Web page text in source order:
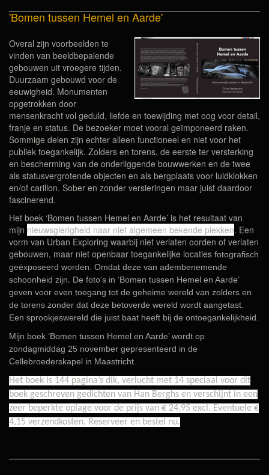
'Bomen tussen Hemel en Aarde'
Overal zijn voorbeelden te
vinden van beeldbepalende
gebouwen uit vroegere tijden.
Duurzaam gebouwd voor de
eeuwigheid. Monumenten
opgetrokken door
mensenkracht vol geduld, liefde en toewijding met oog voor detail,
franje en status. De bezoeker moet vooral geïmponeerd raken.
Sommige delen zijn echter alleen functioneel en niet voor het
publiek toegankelijk. Zolders en torens, de eerste ter versterking
en bescherming van de onderliggende bouwwerken en de twee
als statusvergrotende objecten en als bergplaats voor luidklokken
en/of carillon. Sober en zonder versieringen maar juist daardoor
fascinerend.
Het boek ‘Bomen tussen Hemel en Aarde’ is het resultaat van
mijn nieuwsgierigheid naar niet algemeen bekende plekken. Een
vorm van Urban Exploring waarbij niet verlaten oorden of verlaten
gebouwen, maar niet openbaar toegankelijke locaties fotografisch
geëxposeerd worden. Omdat deze van adembenemende
schoonheid zijn. De foto’s in ‘Bomen tussen Hemel en Aarde’
geven voor even toegang tot de geheime wereld van zolders en
de torens zonder dat deze betoverde wereld wordt aangetast.
Een sprookjeswereld die juist baat heeft bij de ontoegankelijkheid.
Mijn boek ‘Bomen tussen Hemel en Aarde’ wordt op
zondagmiddag 25 november gepresenteerd in de
Cellebroederskapel in Maastricht.
Het boek is 144 pagina’s dik, verlucht met 14 speciaal voor dit
boek geschreven gedichten van Han Berghs en verschijnt in een
zeer beperkte oplage voor de prijs van € 24,95 excl. Eventuele €
4,15 verzendkosten. Reserveer en bestel nu.